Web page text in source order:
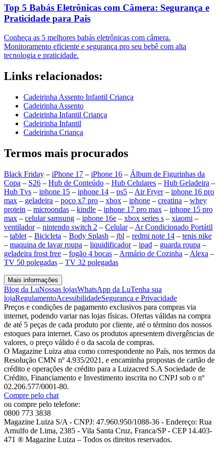
Top 5 Babás Eletrônicas com Câmera: Segurança e
Praticidade para Pais
Conheça as 5 melhores babás eletrônicas com câmera.
Monitoramento eficiente e segurança pro seu bebê com alta
tecnologia e praticidade.
Links relacionados:
Cadeirinha Assento Infantil Criança
Cadeirinha Assento
Cadeirinha Infantil Criança
Cadeirinha Infantil
Cadeirinha Criança
Termos mais procurados
Black Friday – iPhone 17 – iPhone 16 – Álbum de Figurinhas da
Copa – S26 – Hub de Conteúdo – Hub Celulares – Hub Geladeira –
Hub Tvs – iphone 15 – iphone 14 – ps5 – Air Fryer– iphone 16 pro
max – geladeira – poco x7 pro – xbox – iphone – creatina – whey
protein – microondas – kindle – iphone 17 pro max – iphone 15 pro
max – celular samsung – iphone 16e – xbox series s – xiaomi –
ventilador– nintendo switch 2 – Celular– Ar Condicionado Portátil
– tablet – Bicicleta – Body Splash – jbl – redmi note 14 – tenis nike
– maquina de lavar roupa – liquidificador– ipad – guarda roupa –
geladeira frost free – fogão 4 bocas – Armário de Cozinha – Alexa –
TV 50 polegadas – TV 32 polegadas
Mais informações
Blog da LuNossas lojasWhatsApp da LuTenha sua
lojaRegulamentoAcessibilidadeSegurança e Privacidade
Preços e condições de pagamento exclusivos para compras via
internet, podendo variar nas lojas físicas. Ofertas válidas na compra
de até 5 peças de cada produto por cliente, até o término dos nossos
estoques para internet. Caso os produtos apresentem divergências de
valores, o preço válido é o da sacola de compras.
O Magazine Luiza atua como correspondente no País, nos termos da
Resolução CMN nº 4.935/2021, e encaminha propostas de cartão de
crédito e operações de crédito para a Luizacred S.A Sociedade de
Crédito, Financiamento e Investimento inscrita no CNPJ sob o nº
02.206.577/0001-80.
Compre pelo chat
ou compre pelo telefone:
0800 773 3838
Magazine Luiza S/A - CNPJ: 47.960.950/1088-36 - Endereço: Rua
Arnulfo de Lima, 2385 - Vila Santa Cruz, Franca/SP - CEP 14.403-
471 ® Magazine Luiza – Todos os direitos reservados.